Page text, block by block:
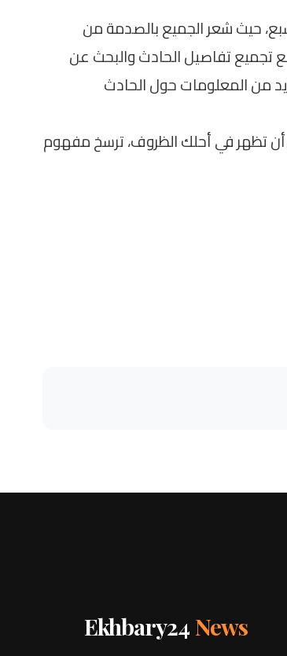
حيث شعر الجميع بالصدمة من
تجميع تفاصيل الحادث والبحث عن
من المعلومات حول الحادث
أن تظهر في أحلك الظروف، ترسخ مفهوم
Ekhbary24 News